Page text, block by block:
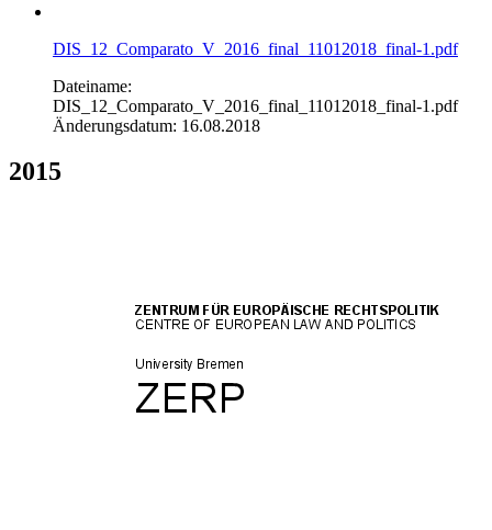
DIS_12_Comparato_V_2016_final_11012018_final-1.pdf
Dateiname:
DIS_12_Comparato_V_2016_final_11012018_final-1.pdf
Änderungsdatum: 16.08.2018
2015